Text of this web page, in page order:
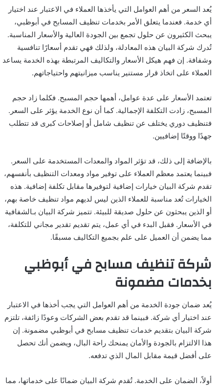
يُعد السعر من أهم العوامل التي يأخذها العملاء في الاعتبار عند اختيار
أي خدمة. فعندما يتعلق الأمر بخدمات تنظيف المسابح في أبوظبي،
يبحث الكثيرون عن حلول تجمع بين الجودة العالية والأسعار المناسبة.
تُدرك شركة البيان هذه المعادلة، ولذلك فهي تقدم أسعارًا تنافسية
وشفافة. إن فهم هيكل الأسعار والتكاليف المرتبطة بهذه الخدمة يساعد
العملاء على اتخاذ قرار مستنير يناسب ميزانيتهم واحتياجاتهم.
تعتمد الأسعار على عدة عوامل، أهمها حجم المسبح. فكلما زاد حجم
المسبح، زادت التكلفة الإجمالية. كما أن نوع الخدمة يؤثر على السعر.
فتنظيف دوري يختلف عن تنظيف شامل أو إصلاحات كبرى قد تتطلب
جهدًا ووقتًا إضافيين.
بالإضافة إلى ذلك، قد تؤثر المواد والمعدات المستخدمة على السعر.
فبينما يعتمد معظم العملاء على توفير مواد ومعدات التنظيف بأنفسهم،
تقدم شركة البيان خيارات إضافية لتوفيرها مقابل تكلفة إضافية. هذه
الخيارات تُعد مناسبة للعملاء الذين ليس لديهم مواد تنظيف خاصة بهم،
أو الذين يبحثون عن حلول صديقة للبيئة. تتميز شركة البيان بـالشفافية
في الأسعار. فقبل البدء في أي عمل، يتم تقديم تقدير مجاني للتكلفة،
مما يضمن أن العميل على علم بجميع التكاليف مسبقًا.
شركة تنظيف مسابح في أبوظبي
بخدمات مضمونة
يُعد ضمان جودة الخدمة من أهم العوامل التي يجب أخذها في الاعتبار
عند اختيار أي شركة. فبينما قد تقدم بعض الشركات وعودًا زائفة، تلتزم
شركة البيان بتقديم خدمات تنظيف مسابح في أبوظبي مضمونة. إن
هذا الالتزام بالجودة والأمان يمنحك راحة البال، ويضمن أنك تحصل
على أفضل قيمة مقابل المال الذي تدفعه.
أولاً، الضمان على الخدمة. تُقدم شركة البيان ضمانًا على خدماتها، مما